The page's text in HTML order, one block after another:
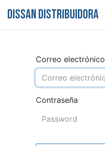
DISSAN DISTRIBUIDORA
Correo electrónico
Contraseña